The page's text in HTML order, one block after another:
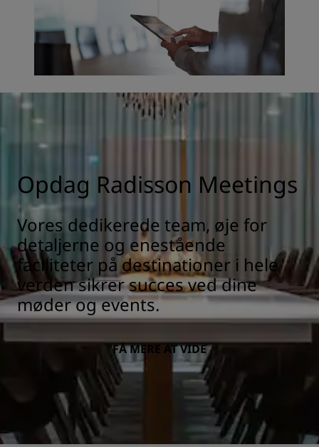
Opdag Radisson Meetings
Vores dedikerede team, øje for
detaljerne og enestående
faciliteter på destinationer i hele
verden sikrer succes ved dine
møder og events.
FÅ MERE AT VIDE